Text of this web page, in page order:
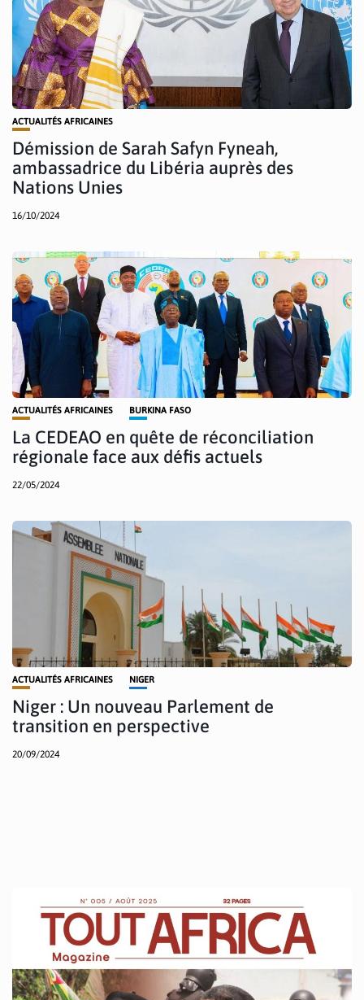
ACTUALITÉS AFRICAINES
Démission de Sarah Safyn Fyneah,
ambassadrice du Libéria auprès des
Nations Unies
16/10/2024
ACTUALITÉS AFRICAINES BURKINA FASO
La CEDEAO en quête de réconciliation
régionale face aux défis actuels
22/05/2024
ACTUALITÉS AFRICAINES NIGER
Niger : Un nouveau Parlement de
transition en perspective
20/09/2024